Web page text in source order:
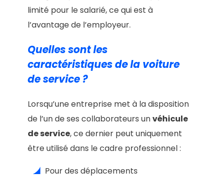
limité pour le salarié, ce qui est à
l’avantage de l’employeur.
Quelles sont les
caractéristiques de la voiture
de service ?
Lorsqu’une entreprise met à la disposition
de l’un de ses collaborateurs unvéhicule
de service, ce dernier peut uniquement
être utilisé dans le cadre professionnel :
Pour des déplacements